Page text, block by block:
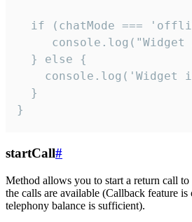
if (chatMode ===
console.log("Widget
  } else {
console.log('Widget
  }
}
startCall#
Method allows you to start a return call
the calls are available (Callback feature
telephony balance is sufficient).